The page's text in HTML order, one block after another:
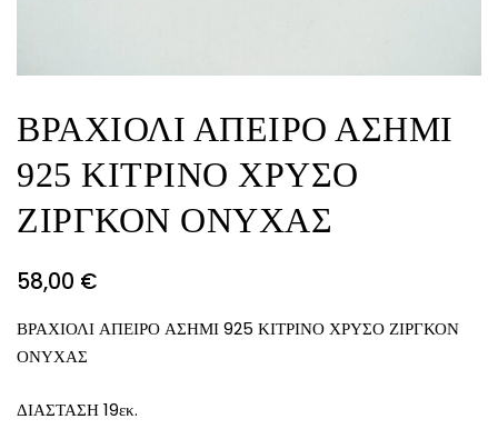
ΒΡΑΧΙΟΛΙ ΑΠΕΙΡΟ ΑΣΗΜΙ
925 ΚΙΤΡΙΝΟ ΧΡΥΣΟ
ΖΙΡΓΚΟΝ ΟΝΥΧΑΣ
58,00 €
ΒΡΑΧΙΟΛΙ ΑΠΕΙΡΟ ΑΣΗΜΙ 925 ΚΙΤΡΙΝΟ ΧΡΥΣΟ ΖΙΡΓΚΟΝ
ΟΝΥΧΑΣ
ΔΙΑΣΤΑΣΗ 19εκ.